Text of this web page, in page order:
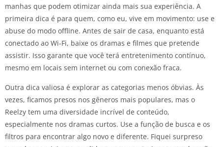
manhas que podem otimizar ainda mais sua experiência. A
primeira dica é para quem, como eu, vive em movimento: use e
abuse do modo offline. Antes de sair de casa, enquanto está
conectado ao Wi-Fi, baixe os dramas e filmes que pretende
assistir. Isso garante que você terá entretenimento contínuo,
mesmo em locais sem internet ou com conexão fraca.
Outra dica valiosa é explorar as categorias menos óbvias. Às
vezes, ficamos presos nos gêneros mais populares, mas o
Reelzy tem uma diversidade incrível de conteúdo,
especialmente nos dramas curtos. Use a função de busca e os
filtros para encontrar algo novo e diferente. Fiquei surpreso